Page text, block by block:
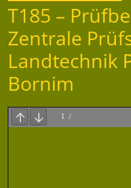
T185 –
Zentrale
Landtechnik
Bornim